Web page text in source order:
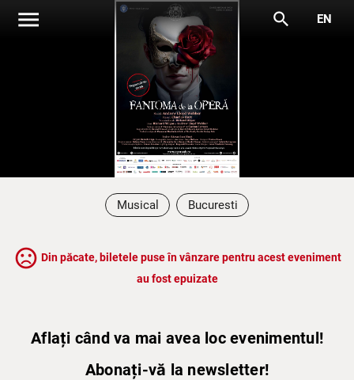
menu search EN
Musical Bucuresti
sentiment_very_dissatisfied Din păcate, biletele puse în vânzare pentru acest eveniment
au fost epuizate
Aflați când va mai avea loc evenimentul!
Abonați-vă la newsletter!